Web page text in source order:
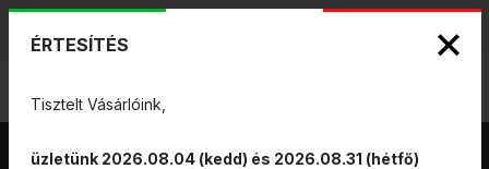
HUN
ÉRTESÍTÉS
Tisztelt Vásárlóink,
üzletünk 2026.08.04 (kedd) és 2026.08.31 (hétfő)